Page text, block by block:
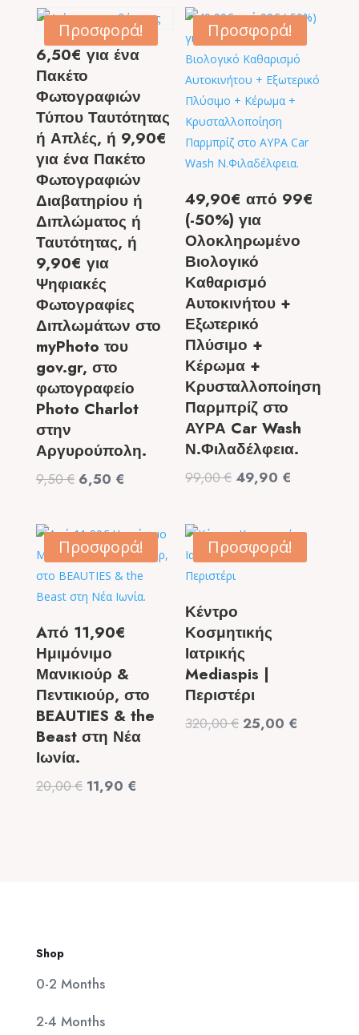
Προσφορά!
6,50€ για ένα
Πακέτο
Φωτογραφιών
Τύπου Ταυτότητας
ή Απλές, ή 9,90€
για ένα Πακέτο
Φωτογραφιών
Διαβατηρίου ή
Διπλώματος ή
Ταυτότητας, ή
9,90€ για
Ψηφιακές
Φωτογραφίες
Διπλωμάτων στο
myPhoto του
gov.gr, στο
φωτογραφείο
Photo Charlot
στην
Αργυρούπολη.
9,50€ Original
9,50 €.
6,50 €
είναι:
6,50 €.
Προσφορά!
49,90€ από 99€
(-50%) για
Ολοκληρωμένο
Βιολογικό
Καθαρισμό
Αυτοκινήτου +
Εξωτερικό
Πλύσιμο +
Κέρωμα +
Κρυσταλλοποίηση
Παρμπρίζ στο
ΑΥΡΑ Car Wash
Ν.Φιλαδέλφεια.
99,00€ Original
99,00 €.
49,90 €
49,90 €.
Προσφορά!
Aπό 11,90€
Ημιμόνιμο
Μανικιούρ &
Πεντικιούρ, στο
BEAUTIES & the
Beast στη Νέα
Ιωνία.
20,00€ Original
11,90 €
Προσφορά!
Κέντρο
Κοσμητικής
Ιατρικής
Mediaspis |
Περιστέρι
320,00€ Original
25,00 €
Shop
0-2 Months
2-4 Months